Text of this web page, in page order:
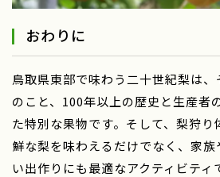
おわりに
鳥取県東部で味わう二十世紀梨は
のこと、100年以上の歴史と生産者
た特別な果物です。そして、梨狩
鮮な梨を味わえるだけでなく、家族
い出作りにも最適なアクティビティ